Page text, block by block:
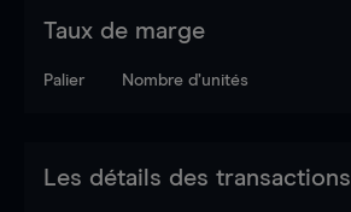
Taux de marge
Palier Nombre d’unités
Les détails des transactions